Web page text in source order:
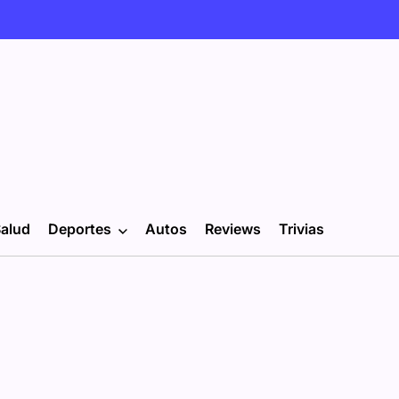
Deportes Autos Reviews Trivias